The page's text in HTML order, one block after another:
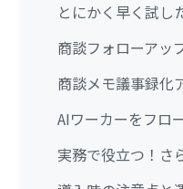
とにかく早く試し
商談フォローアッ
商談メモ議事録化
AIワーカーをフロ
実務で役立つ！さ